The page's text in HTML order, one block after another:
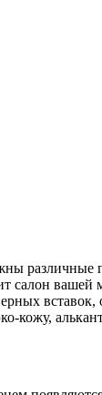
салон
кожу,